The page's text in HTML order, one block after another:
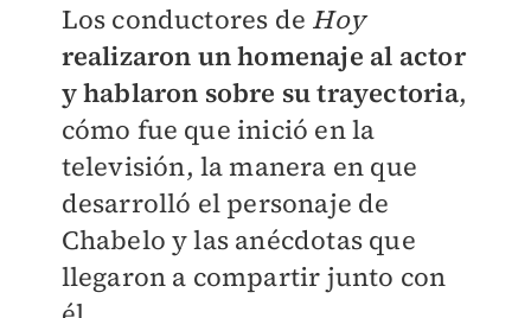
Los conductores de Hoy
realizaron un homenaje al actor
y hablaron sobre su trayectoria,
cómo fue que inició en la
televisión, la manera en que
desarrolló el personaje de
Chabelo y las anécdotas que
llegaron a compartir junto con